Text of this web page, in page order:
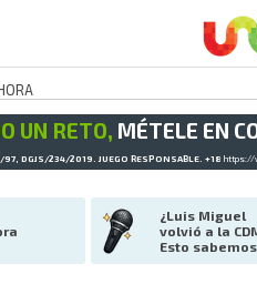
UN RETO, MÉTELE EN
DGJS/234/2019. JUEGO RESPONSABLE. +18 https://
¿Luis Miguel
volvió a la
Esto sabemos